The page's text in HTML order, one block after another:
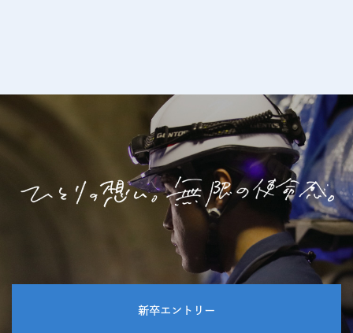
新卒エントリー